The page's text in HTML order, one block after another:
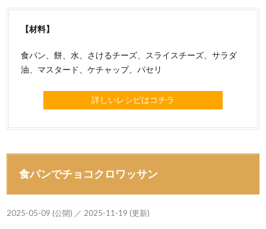
【材料】
食パン、餅、水、さけるチーズ、スライスチーズ、サラダ
油、マスタード、ケチャップ、パセリ
詳しいレシピはコチラ
食パンでチョコクロワッサン
2025-05-09 (公開) ／ 2025-11-19 (更新)